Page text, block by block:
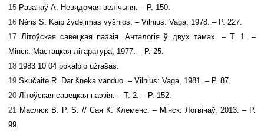
15 Разанаў А. Невядомая велічыня. – P. 150.
16 Nėris S. Kaip žydėjimas vyšnios. – Vilnius: Vaga, 1978. – P. 227.
17 Літоўская савецкая паэзія. Анталогія ў двух тамах. – T. 1. –
Мінск: Мастацкая літаратура, 1977. – P. 25.
18 1983 10 04 pokalbio užrašas.
19 Skučaitė R. Dar šneka vanduo. – Vilnius: Vaga, 1981. – P. 87.
20 Літоўская савецкая паэзія. – T. 2. – P. 152.
21 Маслюк В. P. S. // Сая К. Клеменс. – Мінск: Логвінаў, 2013. – P.
99.